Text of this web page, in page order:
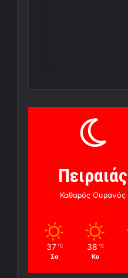
Πειραιάς
Καθαρός Ουρανός
37 ℃
Σα
38 ℃
Κυ